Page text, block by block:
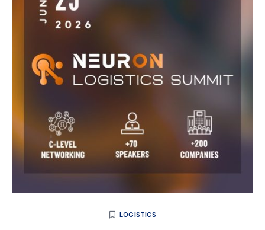
LOGISTICS